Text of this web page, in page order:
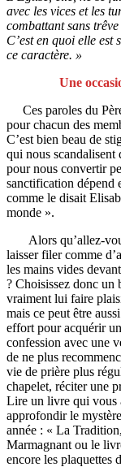
avec les vices et les
combattant sans
C’est en quoi elle est
ce caractère. »
Une
Ces paroles du
pour chacun des
C’est bien beau de
qui nous scandalisent
pour nous convertir
sanctification dépend
comme le disait
monde ».
Alors qu’allez-
laisser filer comme
les mains vides
? Choisissez donc un
vraiment lui faire
mais ce peut être
effort pour acquérir
confession avec une
de ne plus
vie de prière plus
chapelet, réciter une
Lire un livre qui vous
approfondir le
année : « La
Marmagnant ou le
encore les plaquettes